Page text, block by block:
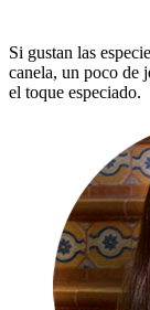
Si gustan las
canela, un poco de
el toque especiado.